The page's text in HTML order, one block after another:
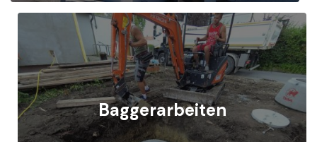
Baggerarbeiten